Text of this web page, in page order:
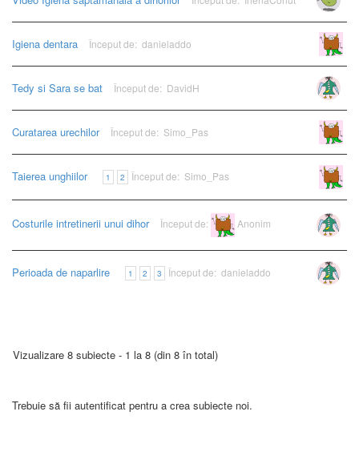
Igiena dentara Început de: danieladdo
Tedy si Sara se bat Început de: DavidH
Curatarea urechilor Început de: Simo_Pas
Taierea unghiilor 1 2 Început de: Simo_Pas
Costurile intretinerii unui dihor Început de: Anonim
Perioada de naparlire 1 2 3 Început de: danieladdo
Vizualizare 8 subiecte - 1 la 8 (din 8 în total)
Trebuie să fii autentificat pentru a crea subiecte noi.